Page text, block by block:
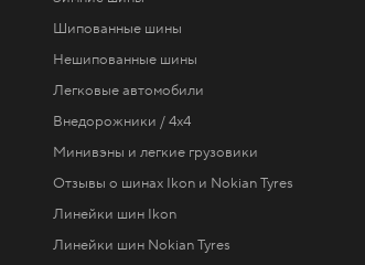
Шипованные шины
Нешипованные шины
Легковые автомобили
Внедорожники / 4x4
Минивэны и легкие грузовики
Отзывы о шинах Ikon и Nokian Tyres
Линейки шин Ikon
Линейки шин Nokian Tyres